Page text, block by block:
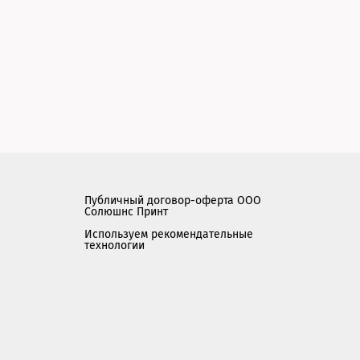
Публичный договор-оферта ООО
Солюшнс Принт
Используем рекомендательные
технологии